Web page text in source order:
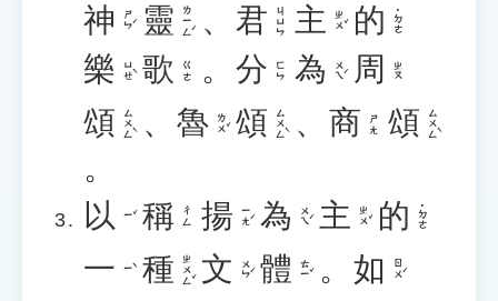
神 ㄕㄣˊ 靈 ㄌㄧㄥˊ 、 君 ㄐㄩㄣ 主 ㄓㄨˇ 的 ˙ㄉㄜ
樂 ㄩㄝˋ 歌 ㄍㄜ 。 分 ㄈㄣ 為 ㄨㄟˊ 周 ㄓㄡ
頌 ㄙㄨㄥˋ 、 魯 ㄌㄨˇ 頌 ㄙㄨㄥˋ 、 商 ㄕㄤ 頌 ㄙㄨㄥˋ
。
以
ㄧˇ 稱 ㄔㄥ 揚 ㄧㄤˊ 為 ㄨㄟˊ 主 ㄓㄨˇ 的 ˙ㄉㄜ
一 ㄧˋ 種 ㄓㄨㄥˇ 文 ㄨㄣˊ 體 ㄊㄧˇ 。 如 ㄖㄨˊ